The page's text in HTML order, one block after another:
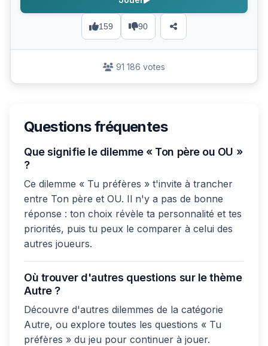
159 90
91 186 votes
Questions fréquentes
Que signifie le dilemme « Ton père ou OU »
?
Ce dilemme « Tu préfères » t'invite à trancher
entre Ton père et OU. Il n'y a pas de bonne
réponse : ton choix révèle ta personnalité et tes
priorités, puis tu peux le comparer à celui des
autres joueurs.
Où trouver d'autres questions sur le thème
Autre ?
Découvre d'autres dilemmes de la catégorie
Autre, ou explore toutes les questions « Tu
préfères » du jeu pour continuer à jouer.